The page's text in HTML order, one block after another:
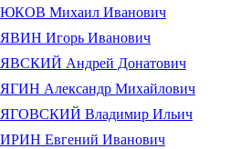
Михаил Иванович
Игоpь Иванович
Андрей Донатович
Александр Михайлович
Владимир Ильич
Евгений Иванович